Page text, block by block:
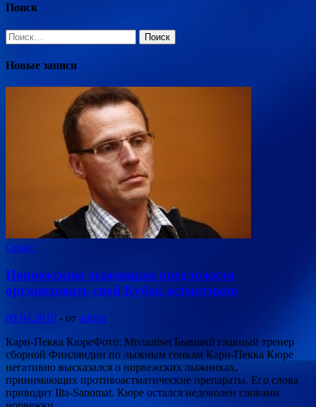
Поиск
Найти:
Новые записи
Спорт
Норвежским лыжникам предложили
организовать свой Кубок астматиков
09.04.2019 - от admin
Кари-Пекка КюреФото: Mtvuutiset Бывший главный тренер
сборной Финляндии по лыжным гонкам Кари-Пекка Кюре
негативно высказался о норвежских лыжниках,
принимающих противоастматические препараты. Его слова
приводит Ilta-Sanomat. Кюре остался недоволен словами